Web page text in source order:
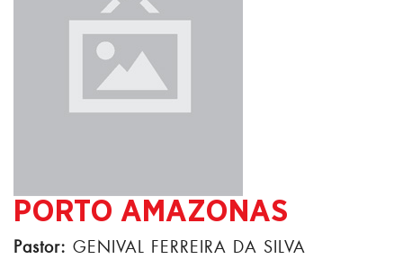
PORTO AMAZONAS
Pastor: GENIVAL FERREIRA DA SILVA